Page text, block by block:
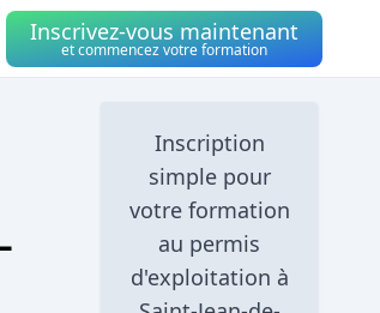
Inscrivez-vous maintenant
et commencez votre formation
Inscription
simple pour
votre formation
au permis
d'exploitation à